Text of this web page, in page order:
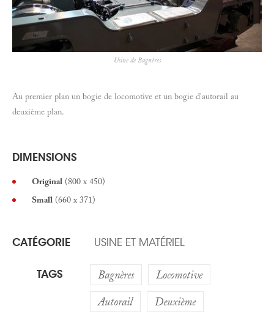
Au premier plan un bogie de locomotive et un bogie d'autorail au
deuxième plan.
DIMENSIONS
Original (800 x 450)
Small (660 x 371)
Usine de Bagnères
CATÉGORIE USINE ET MATÉRIEL
TAGS Bagnères
Locomotive
Autorail
Deuxième